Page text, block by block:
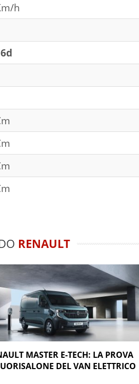
h
RENAULT
MASTER E-TECH: LA PROVA
DEL VAN ELETTRICO